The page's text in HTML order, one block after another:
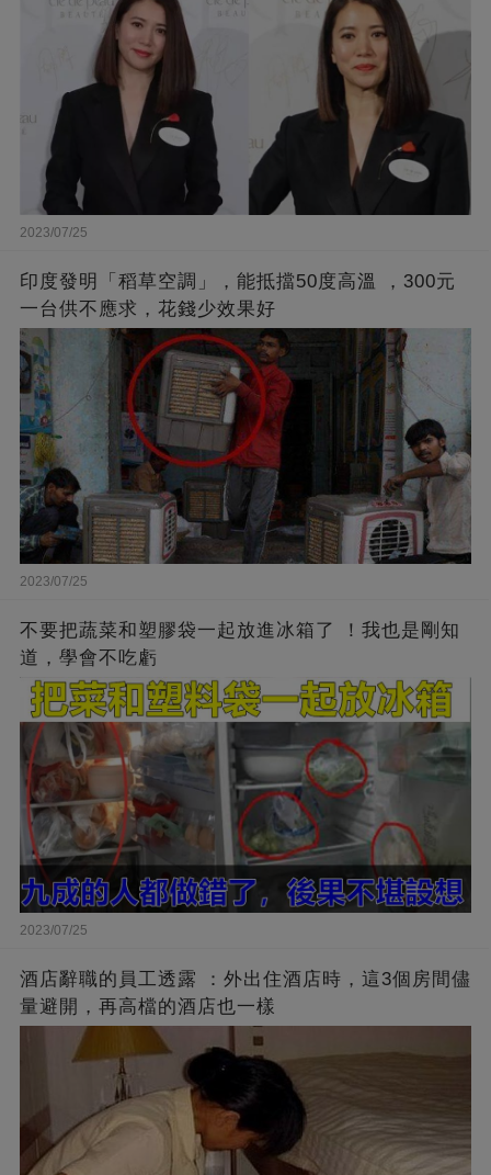
2023/07/25
印度發明「稻草空調」，能抵擋50度高溫 ，300元
一台供不應求，花錢少效果好
2023/07/25
不要把蔬菜和塑膠袋一起放進冰箱了 ！我也是剛知
道，學會不吃虧
2023/07/25
酒店辭職的員工透露 ：外出住酒店時，這3個房間儘
量避開，再高檔的酒店也一樣